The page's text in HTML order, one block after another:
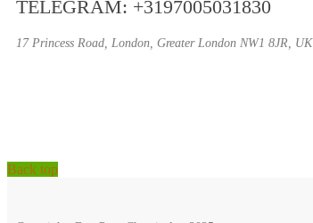
TELEGRAM: +3197005031830
17 Princess Road, London, Greater London NW1 8JR, UK
Back top